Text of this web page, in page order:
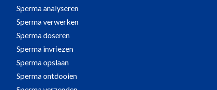
Sperma analyseren
Sperma verwerken
Sperma doseren
Sperma invriezen
Sperma opslaan
Sperma ontdooien